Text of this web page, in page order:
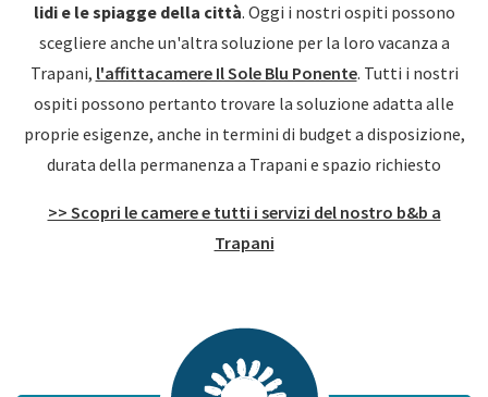
lidi e le spiagge della città. Oggi i nostri ospiti possono
scegliere anche un'altra soluzione per la loro vacanza a
Trapani, l'affittacamere Il Sole Blu Ponente. Tutti i nostri
ospiti possono pertanto trovare la soluzione adatta alle
proprie esigenze, anche in termini di budget a disposizione,
durata della permanenza a Trapani e spazio richiesto
>> Scopri le camere e tutti i servizi del nostro b&b a
Trapani